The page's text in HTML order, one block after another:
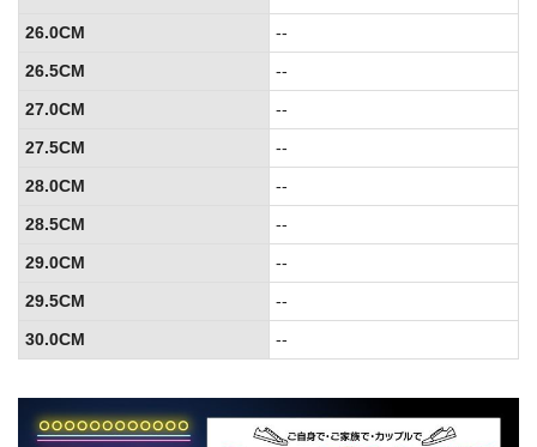
26.0CM
--
26.5CM
--
27.0CM
--
27.5CM
--
28.0CM
--
28.5CM
--
29.0CM
--
29.5CM
--
30.0CM
--